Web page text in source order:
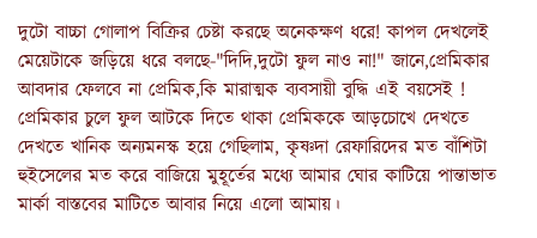
দুটো বাচ্চা গোলাপ বিক্রির চেষ্টা করছে অনেকক্ষণ ধরে! কাপল দেখলেই
মেয়েটাকে জড়িয়ে ধরে বলছে-"দিদি,দুটো ফুল নাও না!" জানে,প্রেমিকার
আবদার ফেলবে না প্রেমিক,কি মারাত্মক ব্যবসায়ী বুদ্ধি এই বয়সেই !
প্রেমিকার চুলে ফুল আটকে দিতে থাকা প্রেমিককে আড়চোখে দেখতে
দেখতে খানিক অন্যমনস্ক হয়ে গেছিলাম, কৃষ্ণদা রেফারিদের মত বাঁশিটা
হুইসেলের মত করে বাজিয়ে মুহূর্তের মধ্যে আমার ঘোর কাটিয়ে পান্তাভাত
মার্কা বাস্তবের মাটিতে আবার নিয়ে এলো আমায়।